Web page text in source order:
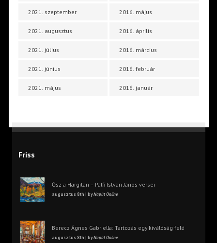
2021. szeptember
2021. augusztus
2021. július
2021. június
2021. május
2016. május
2016. április
2016. március
2016. február
2016. január
Friss
Ősz a Hargitán – Pálfi István János versei
augusztus 8th | byNapút Online
Berecz Ágnes Gabriella: Tartozás egy kiválóság felé
augusztus 8th | byNapút Online